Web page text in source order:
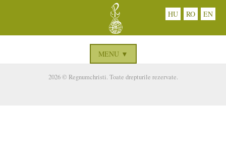
HU RO EN
MENU ▼
2026 © Regnumchristi. Toate drepturile rezervate.